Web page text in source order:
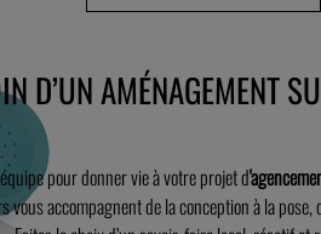
D’UN AMÉNAGEMENT
pour donner vie à votre projet d
vous accompagnent de la conception à la